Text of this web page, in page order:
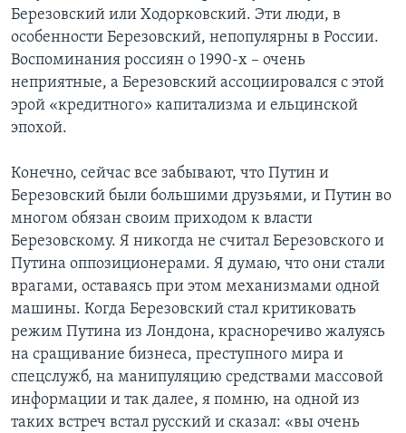
Березовский или Ходорковский. Эти люди, в
особенности Березовский, непопулярны в России.
Воспоминания россиян о 1990-х – очень
неприятные, а Березовский ассоциировался с этой
эрой «кредитного» капитализма и ельцинской
эпохой.
Конечно, сейчас все забывают, что Путин и
Березовский были большими друзьями, и Путин во
многом обязан своим приходом к власти
Березовскому. Я никогда не считал Березовского и
Путина оппозиционерами. Я думаю, что они стали
врагами, оставаясь при этом механизмами одной
машины. Когда Березовский стал критиковать
режим Путина из Лондона, красноречиво жалуясь
на сращивание бизнеса, преступного мира и
спецслужб, на манипуляцию средствами массовой
информации и так далее, я помню, на одной из
таких встреч встал русский и сказал: «вы очень